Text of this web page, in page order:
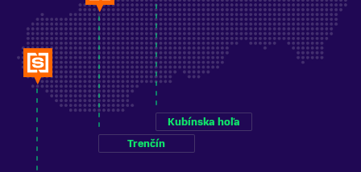
Trenčín
Kubínska hoľa